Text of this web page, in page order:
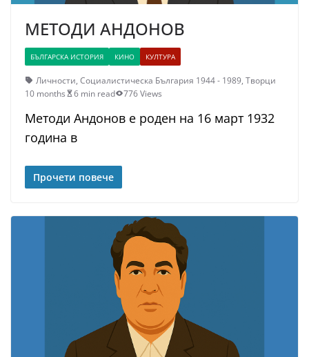
МЕТОДИ АНДОНОВ
БЪЛГАРСКА ИСТОРИЯ КИНО КУЛТУРА
Личности, Социалистическа България 1944 - 1989, Творци
10 months
6 min read 776 Views
Методи Андонов е роден на 16 март 1932
година в
Прочети повече